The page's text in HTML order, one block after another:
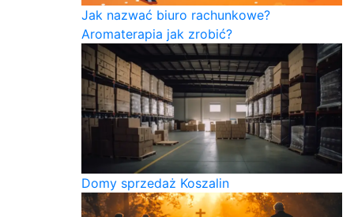
Jak nazwać biuro rachunkowe?
Aromaterapia jak zrobić?
Domy sprzedaż Koszalin